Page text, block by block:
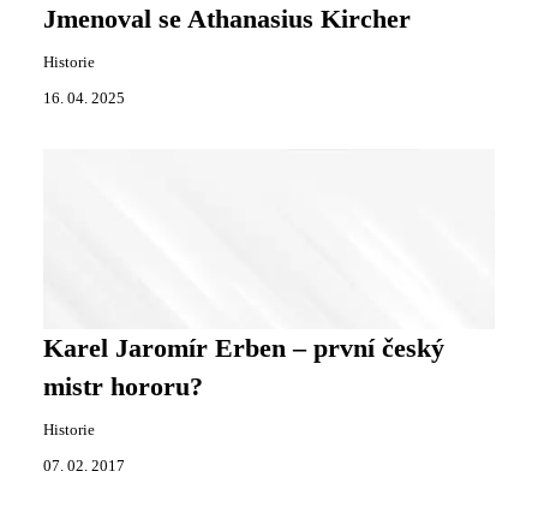
Jmenoval se Athanasius Kircher
Historie
16. 04. 2025
Karel Jaromír Erben – první český
mistr hororu?
Historie
07. 02. 2017